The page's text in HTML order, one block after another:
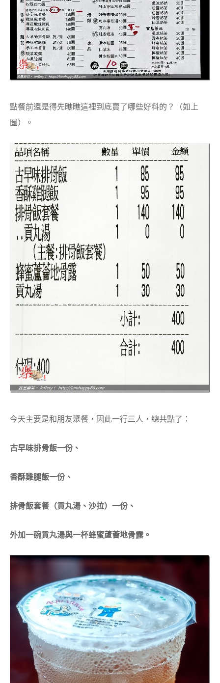
點餐前還是得先瞧瞧這裡到底賣了哪些好料的？（如上
圖）。
今天主要是和朋友聚餐，因此一行三人，總共點了：
古早味排骨飯一份、
香酥雞腿飯一份、
排骨飯套餐（貢丸湯、沙拉）一份、
外加一碗貢丸湯與一杯蜂蜜蘆薈地骨露。